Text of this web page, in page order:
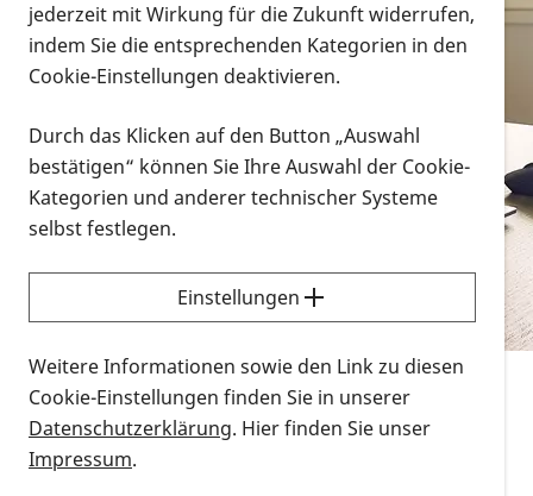
Infomaterial
Infomaterial
Vorlesen
Alle Infomaterialien in verschiedenen
Formaten an einem Ort
Sie möchten wissen, wie Sie nach Infonmaterial
suchen und dieses bestellen bzw. herunterladen
können? Schauen Sie sich dieErklärvideos zum
Thema Infomaterial auf der PRO RETINA-Website
für blinde und sehbehinderte Menschen an.
Auf dieser Seite finden Sie sämtliches Infomaterial
jederzeit mit Wirkung für die Zukunft widerrufen,
indem Sie die entsprechenden Kategorien in den
Cookie-Einstellungen deaktivieren.
Durch das Klicken auf den Button „Auswahl
bestätigen“ können Sie Ihre Auswahl der Cookie-
Kategorien und anderer technischer Systeme
selbst festlegen.
Einstellungen
Weitere Informationen sowie den Link zu diesen
Cookie-Einstellungen finden Sie in unserer
Datenschutzerklärung. Hier finden Sie unser
Impressum.